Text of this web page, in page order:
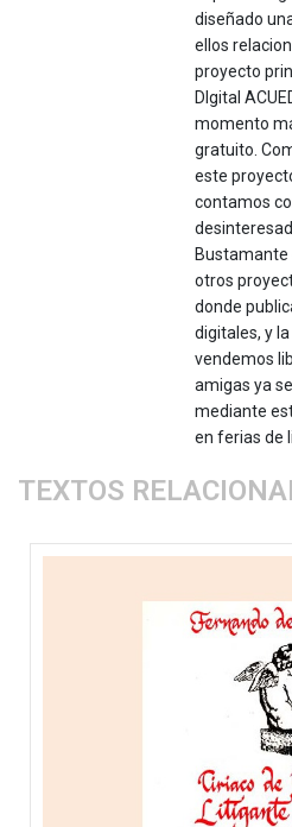
diseñado
ellos
proyecto
DIgital
momento
gratuito.
este
contamos
Bustamante
otros
donde
digitales, y
vendemos
amigas ya
mediante
en ferias de
TEXTOS